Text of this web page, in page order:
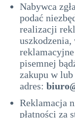
Nabywca
podać
realizacji
pisemnej
zakupu w lub
adres:
Reklamacja
płatności za